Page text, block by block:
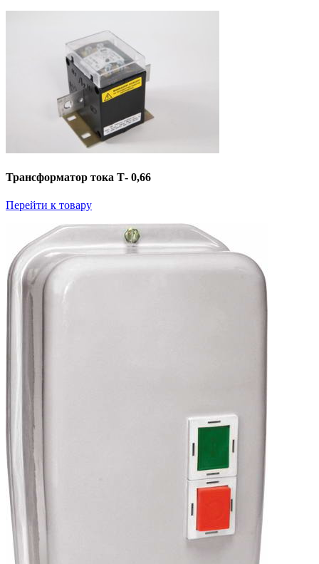
Трансформатор тока Т- 0,66
Перейти к товару